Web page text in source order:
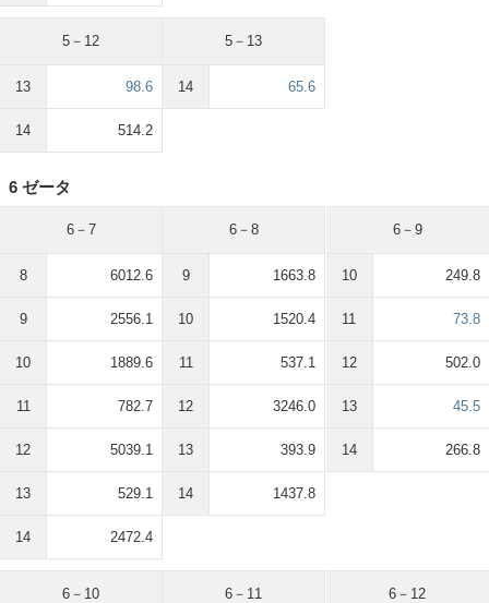
5－12
13 98.6
14 514.2
5－13
14 65.6
6 ゼータ
6－7
8 6012.6
9 2556.1
10 1889.6
11 782.7
12 5039.1
13 529.1
14 2472.4
6－8
9 1663.8
10 1520.4
11 537.1
12 3246.0
13 393.9
14 1437.8
6－9
10 249.8
11 73.8
12 502.0
13 45.5
14 266.8
6－10 6－11 6－12